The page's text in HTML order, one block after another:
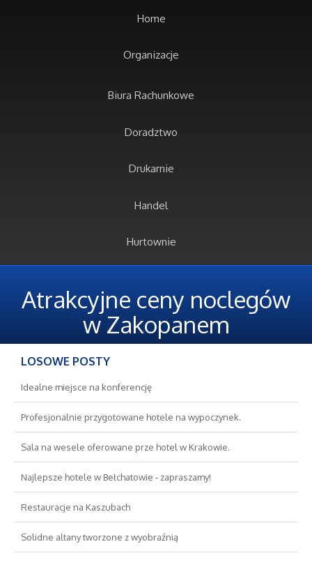
Home
Organizacje
Biura Rachunkowe
Doradztwo
Drukarnie
Handel
Hurtownie
Oferty Pracy
Ekologia
Banki, Przelewy, Waluty, Kantory
Wykończenia
Projektowanie
Remonty, Elektryk, Hydraulik
Atrakcyjne ceny noclegów
w Zakopanem
LOSOWE POSTY
Idealne miejsce na konferencję
Profesjonalnie przygotowane hotele na wypoczynek.
Sala na wesele oferowane prze hotel w Krakowie.
Najlepsze hotele w Bełchatowie - zapraszamy!
Restauracje na Kaszubach
Solidne altany tworzone z wyobraźnią